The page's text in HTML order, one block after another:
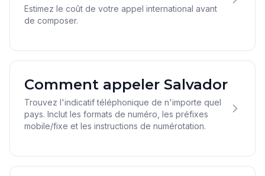
Estimez le coût de votre appel international avant
de composer.
Comment appeler Salvador
Trouvez l'indicatif téléphonique de n'importe quel
pays. Inclut les formats de numéro, les préfixes
mobile/fixe et les instructions de numérotation.